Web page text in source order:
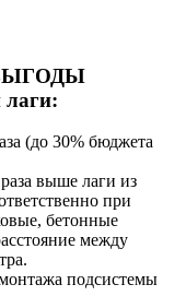
(до 30% бюджета
выше лаги из
при
бетонные
между
подсистемы